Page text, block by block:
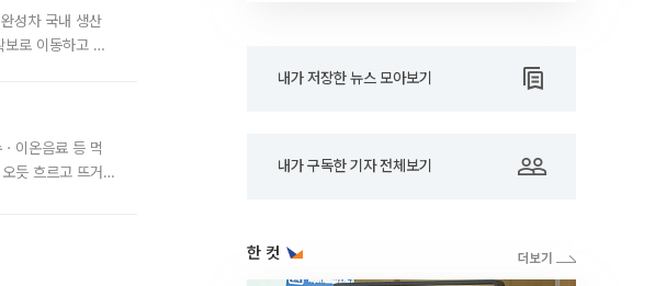
성차 국내 생산
로 이동하고 있
이온음료 등 먹
듯 흐르고 뜨거
내가 저장한 뉴스 모아보기
내가 구독한 기자 전체보기
한 컷